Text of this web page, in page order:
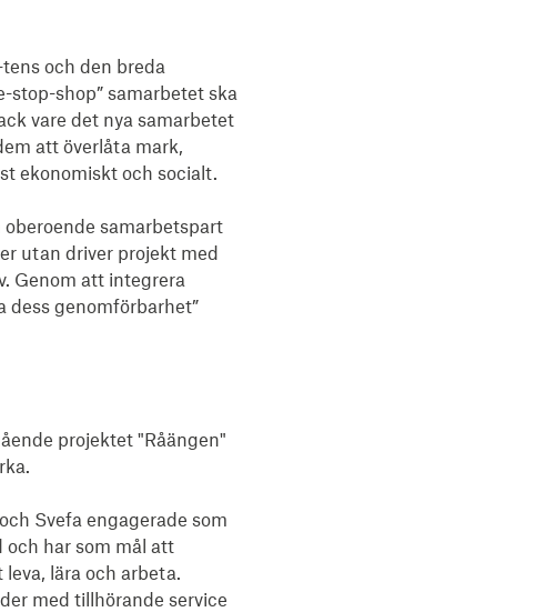
och den breda
stop-shop” samarbetet ska
vare det nya samarbetet
att överlåta mark,
ekonomiskt och socialt.
samarbetspart
utan driver projekt med
Genom att integrera
dess genomförbarhet”
projektet "Råängen"
Svefa engagerade som
och har som mål att
lära och arbeta.
med tillhörande service